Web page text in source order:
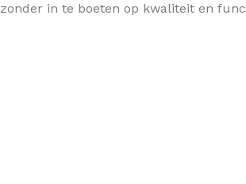
zonder in te boeten op kwaliteit en